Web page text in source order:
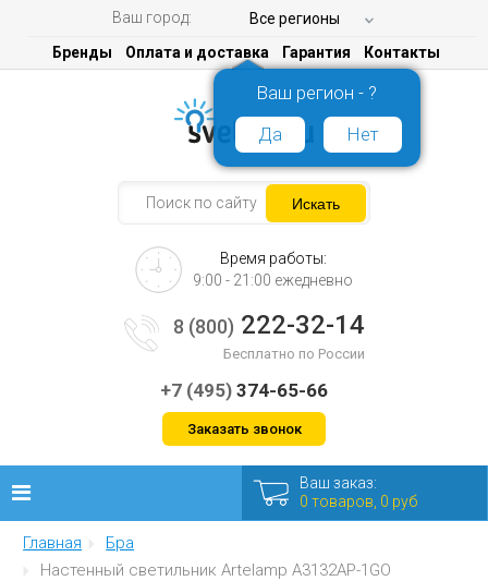
Ваш город: Все регионы
Ваш регион - ?
Да
Нет
Бренды Оплата и доставка Гарантия Контакты
Время работы:
9:00 - 21:00 ежедневно
8 (800) 222-32-14
Бесплатно по России
+7 (495) 374-65-66
Заказать звонок
Люстры
Ваш заказ:
0 товаров, 0 руб
Главная
Бра
Настенный светильник Artelamp A3132AP-1GO